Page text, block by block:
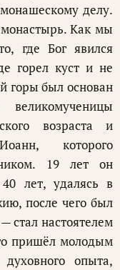
делу.
Как мы
где Бог явился
горел куст и не
горы был основан
возраста и
которого
19 лет он
лет, удалясь в
после чего был
стал настоятелем
пришёл молодым
опыта,